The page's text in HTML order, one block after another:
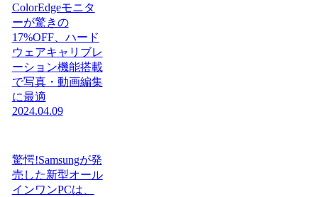
ColorEdgeモニタ
ーが驚きの
17%OFF、ハード
ウェアキャリブレ
ーション機能搭載
で写真・動画編集
に最適
2024.04.09
驚愕!Samsungが発
売した新型オール
インワンPCは、